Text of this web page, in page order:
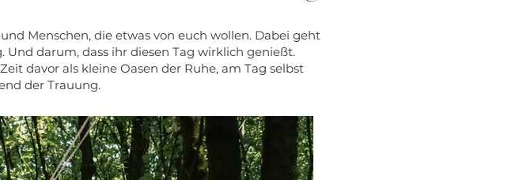
Menschen, die etwas von euch wollen. Dabei geht
darum, dass ihr diesen Tag wirklich genießt.
davor als kleine Oasen der Ruhe, am Tag selbst
der Trauung.